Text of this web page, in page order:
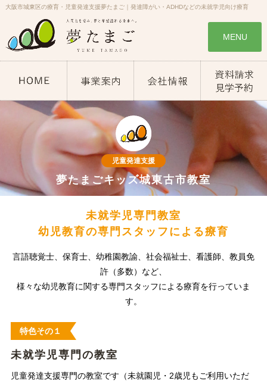
大阪市城東区の療育・児童発達支援夢たまご｜発達障がい・ADHDなどの未就学児向け療育
MENU
児童発達支援
夢たまごキッズ城東古市教室
未就学児専門教室
幼児教育の専門スタッフによる療育
言語聴覚士、保育士、幼稚園教諭、社会福祉士、看護師、教員免
許（多数）など、
様々な幼児教育に関する専門スタッフによる療育を行っていま
す。
特色その１
未就学児専門の教室
児童発達支援専門の教室です（未就園児・2歳児もご利用いただ